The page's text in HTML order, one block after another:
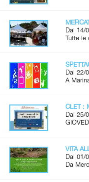
Dal 14/
Tutte le
Dal 22/
A
CLET :
Dal 25/
VITA
Dal 01/
Da